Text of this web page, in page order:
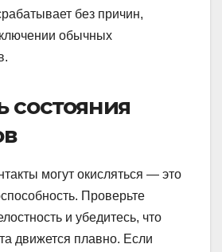
без причин,
обычных
состояния
могут окисляться — это
Проверьте
и убедитесь, что
движется плавно. Если